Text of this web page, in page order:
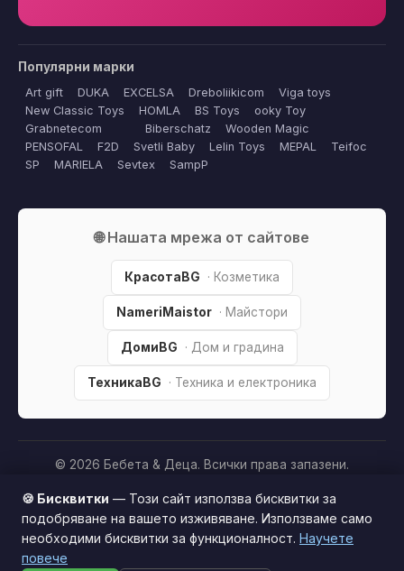
Популярни марки
Art gift DUKA EXCELSA Dreboliikicom
Viga toys
New Classic Toys
HOMLA BS Toys
ooky Toy
Grabnetecom
Biberschatz
Wooden Magic
PENSOFAL
F2D Svetli Baby Lelin Toys MEPAL
Teifoc
SP
MARIELA Sevtex SampP
🌐 Нашата мрежа от сайтове
КрасотаBG · Козметика
NameriMaistor · Майстори
ДомиBG · Дом и градина
ТехникаBG · Техника и електроника
© 2026 Бебета & Деца. Всички права запазени.
Партньорско разкриване:
Този сайт е независим и
съдържа партньорски (affiliate) линкове. Когато купите
продукт през тях, може да получим малка комисиона от
това да оскъпява покупката за вас. Това
Този сайт използва бисквитки за по-добро
🍪 Бисквитки — Този сайт използва бисквитки за
подобряване на вашето изживяване. Използваме само
необходими бисквитки за функционалност. Научете
повече